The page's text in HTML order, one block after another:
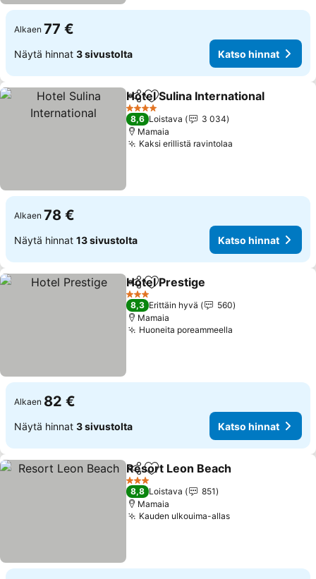
Alkaen 77 €
Näytä hinnat 3 sivustolta Katso hinnat
Jaa Lisää suosikkeihin
Hotel Sulina International
4 Tähtiluokitus
8,6 Loistava
3 034
Mamaia
Kaksi erillistä ravintolaa
Alkaen 78 €
Näytä hinnat 13 sivustolta Katso hinnat
Jaa Lisää suosikkeihin
Hotel Prestige
3 Tähtiluokitus
8,3 Erittäin hyvä
560
Mamaia
Huoneita poreammeella
Alkaen 82 €
Näytä hinnat 3 sivustolta Katso hinnat
Jaa Lisää suosikkeihin
Resort Leon Beach
3 Tähtiluokitus
8,8 Loistava
851
Mamaia
Kauden ulkouima-allas